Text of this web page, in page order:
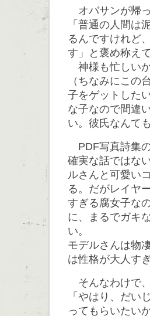
オバサンが帰
「普通の人間は
るんですけれど
す」と褒め称え
神様も忙しいか
（ちなみにこの
子をゲットした
な子なので間違
い。彼氏なんて
PDF写真詩集
確実な話ではな
ルさんと可愛い
る。だがレイヤ
すぎる腐女子な
に、まるでガキ
い。
モデルさんは物
は性格が大人す
そんなわけで
「やはり、だい
ってもらいたい